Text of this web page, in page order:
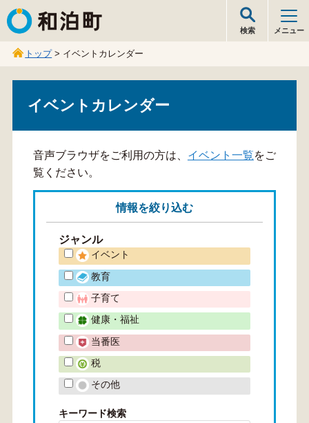
和泊町
検索 メニュー
トップ> イベントカレンダー
イベントカレンダー
音声ブラウザをご利用の方は、 イベント一覧をご
覧ください。
情報を絞り込む
ジャンル
イベント
教育
子育て
健康・福祉
当番医
税
その他
キーワード検索